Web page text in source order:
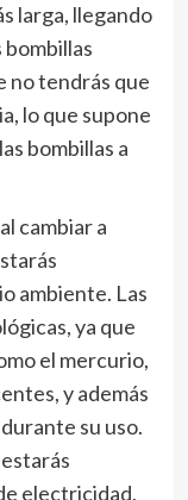
larga, llegando
bombillas
no tendrás que
lo que supone
bombillas a
cambiar a
ambiente. Las
ya que
el mercurio,
y además
su uso.
electricidad,